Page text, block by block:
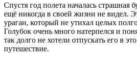
Спустя год полета началась страшная
ещё никогда в своей жизни не видел.
ураган, который не утихал целых
Голубок очень много натерпелся и
так долго не хотели отпускать его в
путешествие.